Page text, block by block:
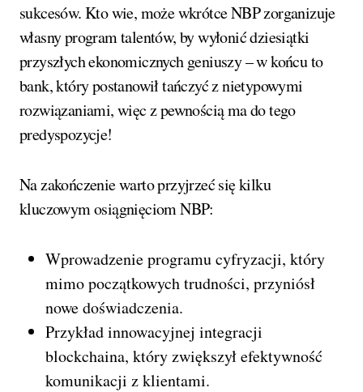
sukcesów. Kto wie, może wkrótce NBP zorganizuje
własny program talentów, by wyłonić dziesiątki
przyszłych ekonomicznych geniuszy – w końcu to
bank, który postanowił tańczyć z nietypowymi
rozwiązaniami, więc z pewnością ma do tego
predyspozycje!
Na zakończenie warto przyjrzeć się kilku
kluczowym osiągnięciom NBP:
Wprowadzenie programu cyfryzacji, który
mimo początkowych trudności, przyniósł
nowe doświadczenia.
Przykład innowacyjnej integracji
blockchaina, który zwiększył efektywność
komunikacji z klientami.